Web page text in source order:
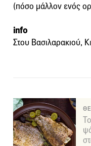
(πόσο μάλλον ενός
info
Στου Βασιλαρακιού,